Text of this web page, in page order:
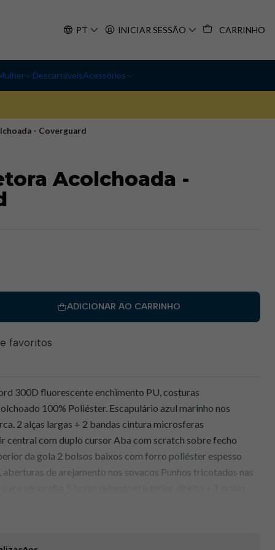
PT INICIAR SESSÃO CARRINHO
DescartáveisAcessórios
- Coverguard
Acolchoada -
ADICIONAR AO CARRINHO
favoritos
300D fluorescente enchimento PU, costuras
100% Poliéster. Escapulário azul marinho nos
2 alças largas + 2 bandas cintura microsferas
central com duplo cursor Aba com scratch sobre fecho
da gola 2 bolsos baixos com forro poliéster espesso
de arejamento nos sovacos Punhos tricotados nas